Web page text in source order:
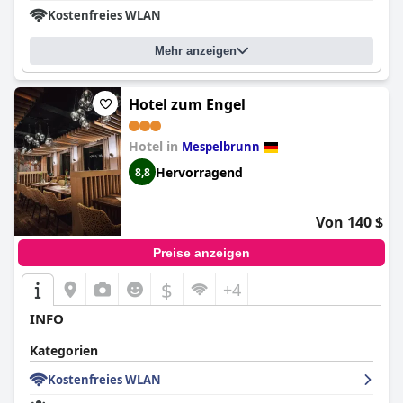
Eindruck bei den Besuchern.
Obwohl es ein paar kleinere Probleme mit der Weichheit der
Betten und der Raumtemperatur gibt, unterstreicht der
allgemeine Konsens ein positives und komfortables
Schlaferlebnis. Zusammenfassend lässt sich sagen, dass das
Boutique-Hotel Zum Grünen Baumeine charmante, saubere
und gastfreundliche Umgebung bietet, die sich gut für einen
ruhigen und angenehmen Urlaub eignet.
Kostenfreies WLAN
Mehr anzeigen
Hotel zum Engel
Hotel in Mespelbrunn
8,8 Hervorragend
Von 140 $
Preise anzeigen
$ +4
INFO
Kategorien
Kostenfreies WLAN